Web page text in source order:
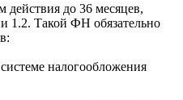
действия до 36 месяцев,
1.2. Такой ФН обязательно
налогообложения